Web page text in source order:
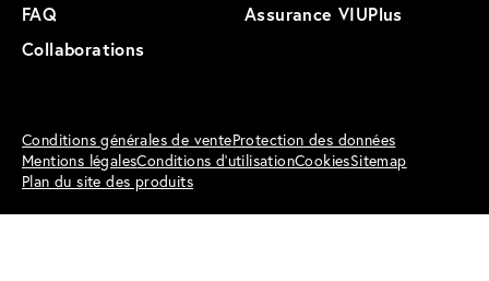
FAQ
Assurance VIUPlus
Collaborations
Conditions générales de venteProtection des données
Mentions légalesConditions d'utilisationCookiesSitemap
Plan du site des produits